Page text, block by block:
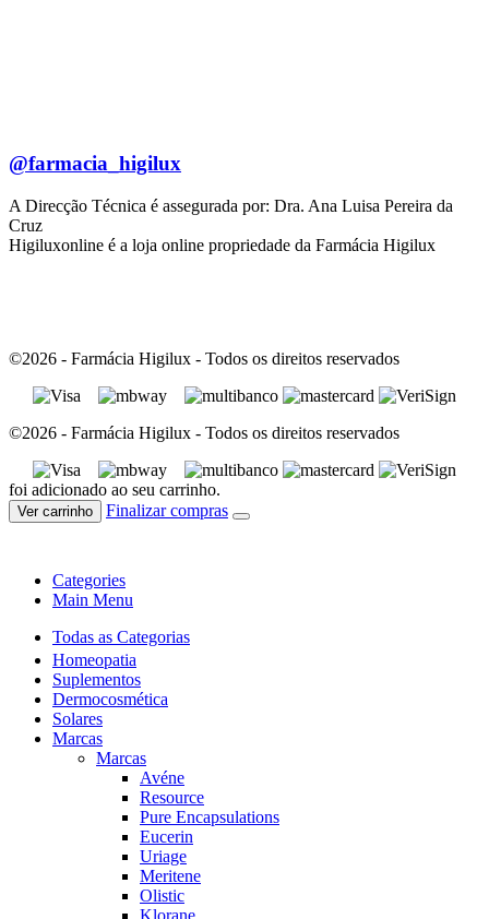
@farmacia_higilux
A Direcção Técnica é assegurada por: Dra. Ana Luisa Pereira da
Cruz
Higiluxonline é a loja online propriedade da Farmácia Higilux
©2026 - Farmácia Higilux - Todos os direitos reservados
©2026 - Farmácia Higilux - Todos os direitos reservados
foi adicionado ao seu carrinho.
Ver carrinho Finalizar compras
Categories
Main Menu
Todas as Categorias
Homeopatia
Suplementos
Dermocosmética
Solares
Marcas
Marcas
Avéne
Resource
Pure Encapsulations
Eucerin
Uriage
Meritene
Olistic
Klorane